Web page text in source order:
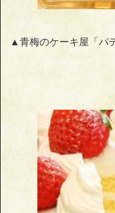
▲青梅のケーキ屋「パ